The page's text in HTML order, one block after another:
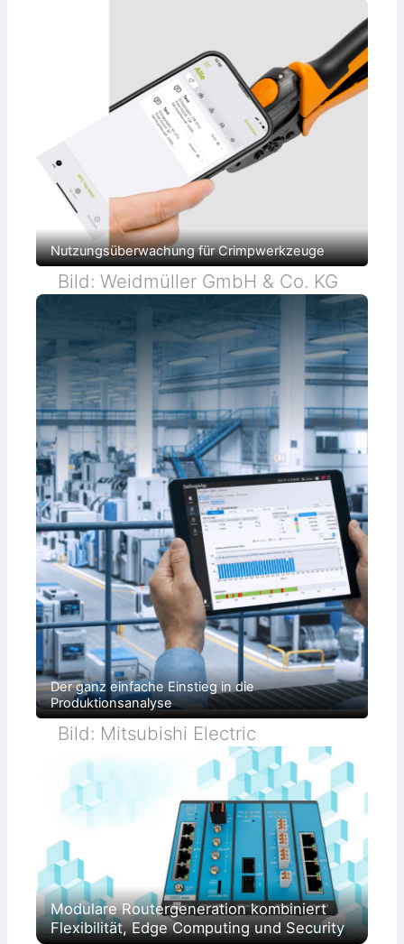
Nutzungsüberwachung für Crimpwerkzeuge
Bild: Weidmüller GmbH & Co. KG
Der ganz einfache Einstieg in die
Produktionsanalyse
Bild: Mitsubishi Electric
Modulare Routergeneration kombiniert
Flexibilität, Edge Computing und Security